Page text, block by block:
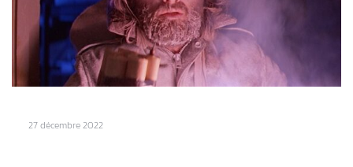
27 décembre 2022